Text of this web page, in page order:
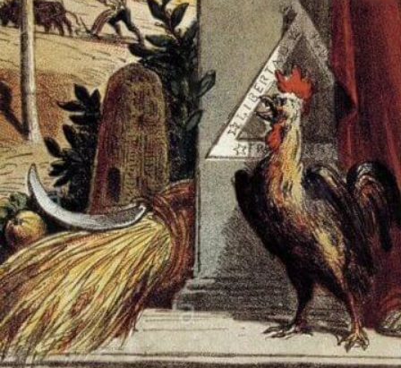
Tomás Padró, Alegoría de la proclamación de la Primera República Española,
La Flaca, 6-III-1873.